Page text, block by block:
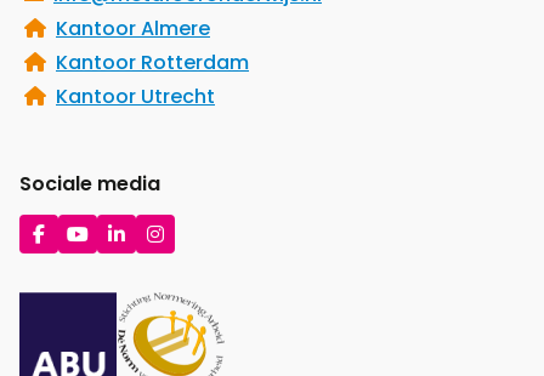
Kantoor Almere
Kantoor Rotterdam
Kantoor Utrecht
Sociale media
Ga
naar
Facebook
Ga
naar
YouTube
Ga
naar
LinkedIn
Ga
naar
Instagram